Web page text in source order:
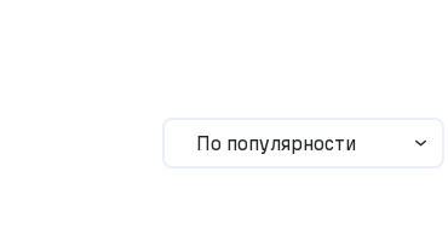
По популярности